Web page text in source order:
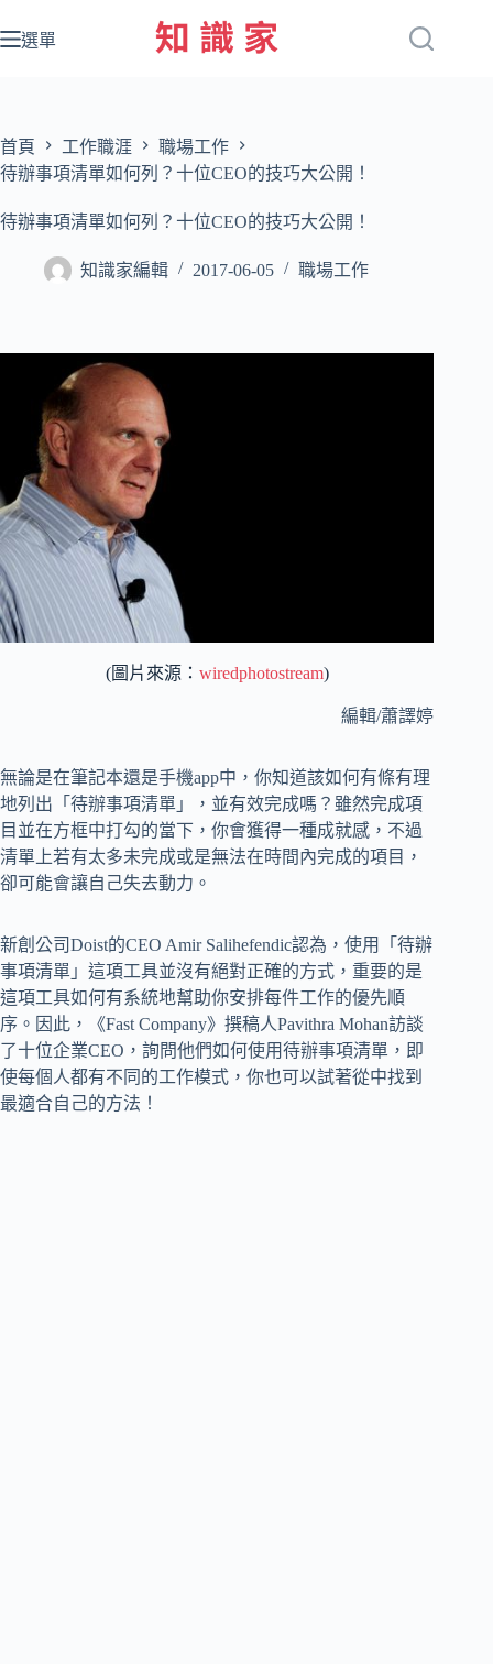
至
容
選單
首頁 工作職涯
職場工作
待辦事項清單如何列？十位CEO的技巧大公開！
待辦事項清單如何列？十位CEO的技巧大公開！
知識家編輯 2017-06-05 職場工作
(圖片來源： wiredphotostream)
編輯/蕭譯婷
無論是在筆記本還是手機app中，你知道該如何有條有理
地列出「待辦事項清單」，並有效完成嗎？雖然完成項
目並在方框中打勾的當下，你會獲得一種成就感，不過
清單上若有太多未完成或是無法在時間內完成的項目，
卻可能會讓自己失去動力。
新創公司Doist的CEO Amir Salihefendic認為，使用「待辦
事項清單」這項工具並沒有絕對正確的方式，重要的是
這項工具如何有系統地幫助你安排每件工作的優先順
序。因此，《Fast Company》撰稿人Pavithra Mohan訪談
了十位企業CEO，詢問他們如何使用待辦事項清單，即
使每個人都有不同的工作模式，你也可以試著從中找到
最適合自己的方法！